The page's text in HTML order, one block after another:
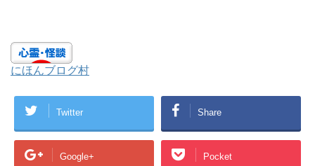
にほんブログ村
Twitter Share
Google+ Pocket